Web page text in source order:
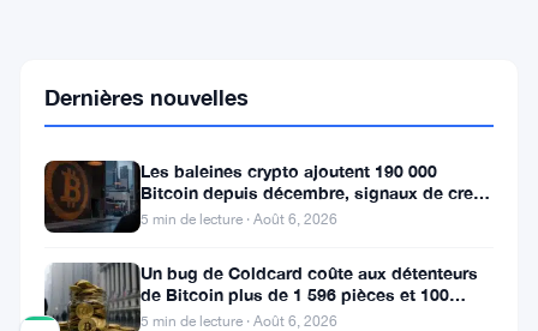
sous
Pression
Dernières nouvelles
Les baleines crypto ajoutent 190 000
Bitcoin depuis décembre, signaux de creux
du marché baissier s’accumulent
5 min de lecture · Août 6, 2026
Un bug de Coldcard coûte aux détenteurs
de Bitcoin plus de 1 596 pièces et 100
millions de dollars
5 min de lecture · Août 6, 2026